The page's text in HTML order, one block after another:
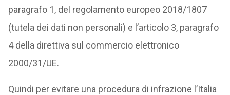
paragrafo 1, del regolamento europeo 2018/1807
(tutela dei dati non personali) e l’articolo 3, paragrafo
4 della direttiva sul commercio elettronico
2000/31/UE.
Quindi per evitare una procedura di infrazione l’Italia